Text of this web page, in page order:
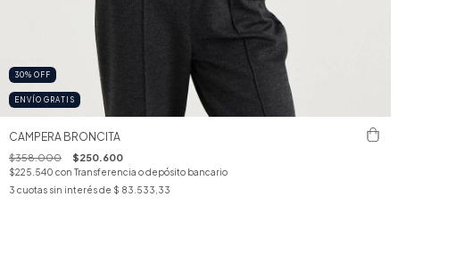
30% OFF
ENVÍO GRATIS
CAMPERA BRONCITA
$358.000 $250.600
$225.540 con Transferencia o depósito bancario
3 cuotas sin interés de $ 83.533,33